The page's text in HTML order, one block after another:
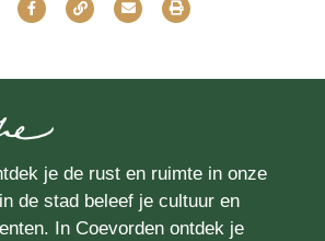
je de rust en ruimte in onze
de stad beleef je cultuur en
In Coevorden ontdek je